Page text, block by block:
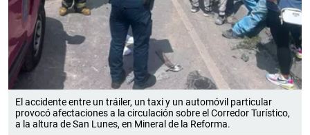
El accidente entre un tráiler, un taxi y un automóvil particular
provocó afectaciones a la circulación sobre el Corredor Turístico,
a la altura de San Lunes, en Mineral de la Reforma.